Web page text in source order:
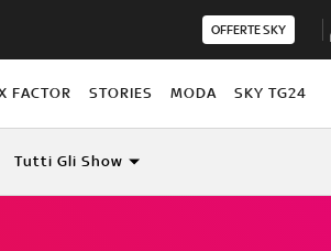
OFFERTE SKY
FACTOR STORIES MODA SKY TG24
Tutti Gli Show